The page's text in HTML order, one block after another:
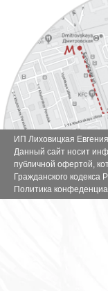
ИП Лиховицкая
Данный сайт носит
публичной офертой,
Гражданского кодекса
Политика